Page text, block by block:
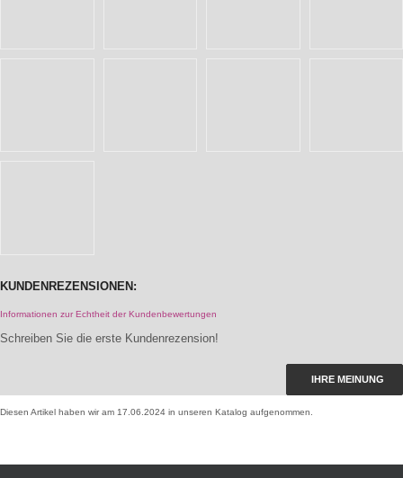
KUNDENREZENSIONEN:
Informationen zur Echtheit der Kundenbewertungen
Schreiben Sie die erste Kundenrezension!
IHRE MEINUNG
Diesen Artikel haben wir am 17.06.2024 in unseren Katalog aufgenommen.